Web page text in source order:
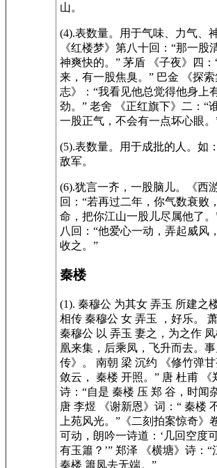
山。
(4).表数量。用于气味、力气、
《红楼梦》第八十回：“那一股
神爽快的。” 茅盾 《子夜》四
来，有一股焦臭。” 巴金 《探索
志》：“我看见他总觉得他身上
劲。” 老舍 《正红旗下》二：“
一股正气，不会有一点坏心眼。
(5).表数量。用于成批的人。如
敌军。
(6).犹言一齐，一股脑儿。《西
回：“若再过二年，你气数衰败
命，把你江山一股儿尽属他了
八回：“他爱心一动，弄起威风
收之。”
秦楼
(1). 秦穆公 为其女 弄玉 所建之
相传 秦穆公 女 弄玉 ，好乐。
秦穆公 以 弄玉 妻之，为之作
凰来集，后乘凤，飞升而去。
传》。 南朝 梁 沉约 《修竹弹
敛云， 秦楼 开照。” 唐 杜甫 《
诗：“自是 秦楼 压 郑 谷，时闻
唐 李煜 《谢新恩》词：“ 秦楼
上苑风光。”《二刻拍案惊奇》
可动，朗吟一诗道：‘几回空度
有玉簫？’” 郑泽 《横塘》诗：“
秦楼 簫凤去无端。”